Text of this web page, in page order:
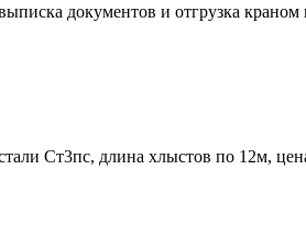
документов и отгрузка краном
Ст3пс, длина хлыстов по 12м,